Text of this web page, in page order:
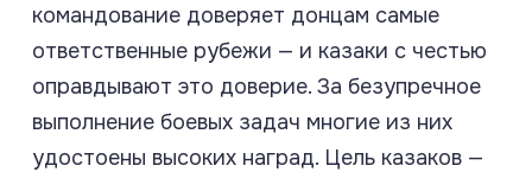
командование доверяет донцам самые
ответственные рубежи — и казаки с честью
оправдывают это доверие. За безупречное
выполнение боевых задач многие из них
удостоены высоких наград. Цель казаков —